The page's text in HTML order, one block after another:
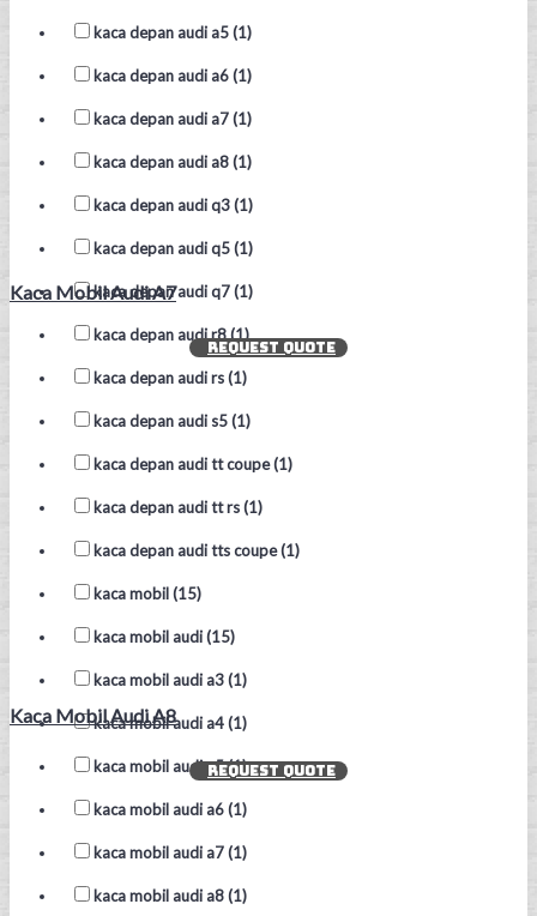
kaca depan audi a5 (1)
kaca depan audi a6 (1)
kaca depan audi a7 (1)
kaca depan audi a8 (1)
kaca depan audi q3 (1)
kaca depan audi q5 (1)
kaca depan audi q7 (1)
kaca depan audi r8 (1)
kaca depan audi rs (1)
kaca depan audi s5 (1)
kaca depan audi tt coupe (1)
kaca depan audi tt rs (1)
kaca depan audi tts coupe (1)
kaca mobil (15)
kaca mobil audi (15)
kaca mobil audi a3 (1)
kaca mobil audi a4 (1)
kaca mobil audi a5 (1)
kaca mobil audi a6 (1)
kaca mobil audi a7 (1)
kaca mobil audi a8 (1)
Kaca Mobil Audi A7
REQUEST QUOTE
Kaca Mobil Audi A8
REQUEST QUOTE